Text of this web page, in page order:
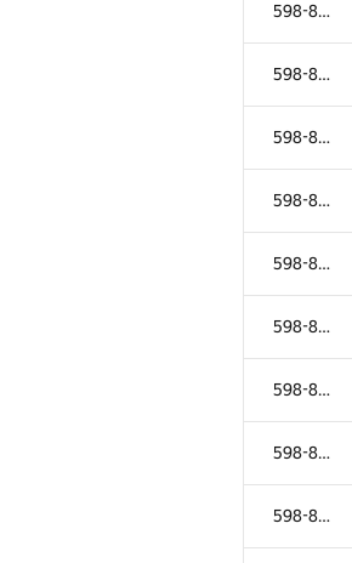
598-854
598-854
598-854
598-854
598-854
598-854
598-854
598-854
598-854